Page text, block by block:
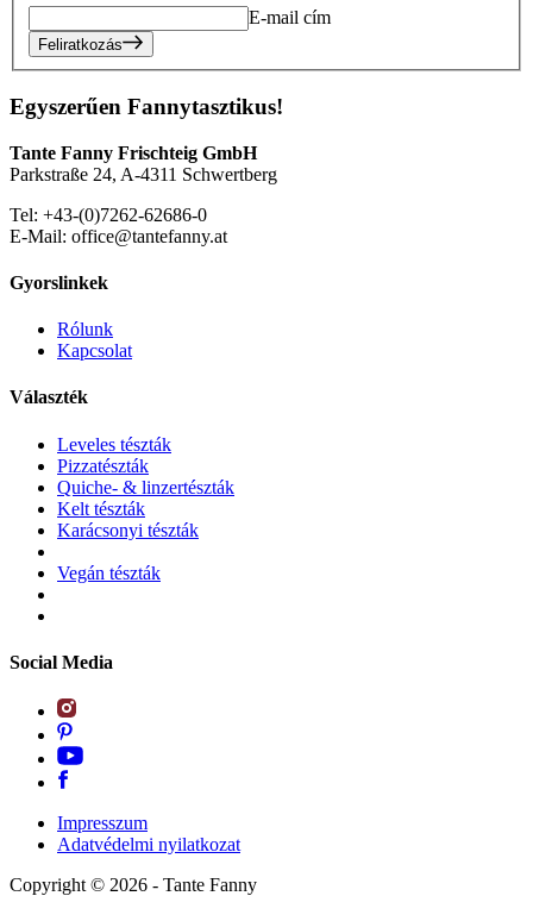
E-mail cím
Feliratkozás
Egyszerűen Fannytasztikus!
Tante Fanny Frischteig GmbH
Parkstraße 24, A-4311 Schwertberg
Tel: +43-(0)7262-62686-0
E-Mail: office@tantefanny.at
Gyorslinkek
Rólunk
Kapcsolat
Választék
Leveles tészták
Pizzatészták
Quiche- & linzertészták
Kelt tészták
Karácsonyi tészták
Vegán tészták
Social Media
Impresszum
Adatvédelmi nyilatkozat
Copyright © 2026 - Tante Fanny